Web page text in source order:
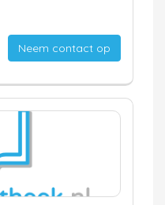
Neem contact op